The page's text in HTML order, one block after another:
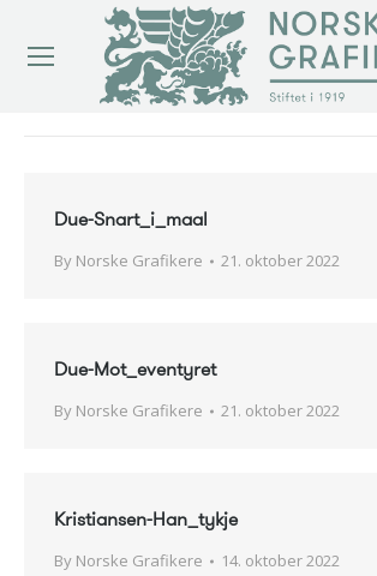
Due-Snart_i_maal
By Norske Grafikere 21. oktober 2022
Due-Mot_eventyret
By Norske Grafikere 21. oktober 2022
Kristiansen-Han_tykje
By Norske Grafikere 14. oktober 2022